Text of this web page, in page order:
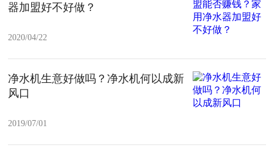
器加盟好不好做？
2020/04/22
净水机生意好做吗？净水机何以成新
风口
2019/07/01